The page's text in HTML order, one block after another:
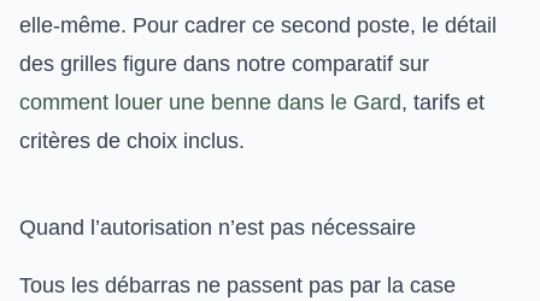
elle-même. Pour cadrer ce second poste, le détail
des grilles figure dans notre comparatif sur
comment louer une benne dans le Gard, tarifs et
critères de choix inclus.
Quand l’autorisation n’est pas nécessaire
Tous les débarras ne passent pas par la case